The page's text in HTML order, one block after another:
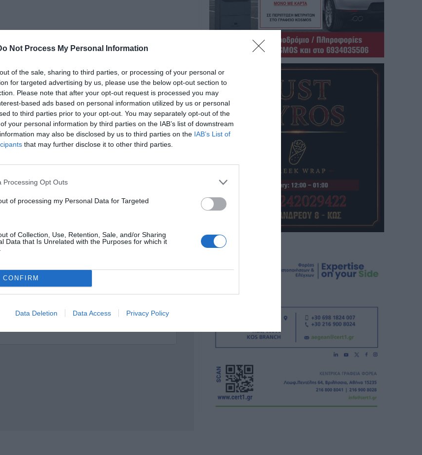
Not Process My Personal Information
of the sale, sharing to third parties, or processing of your personal or
for targeted advertising by us, please use the below opt-out section to
Please note that after your opt-out request is processed you may
based ads based on personal information utilized by us or personal
to third parties prior to your opt-out. You may separately opt-out of the
your personal information by third parties on the IAB’s list of downstream
may also be disclosed by us to third parties on the IAB’s List of
that may further disclose it to other third parties.
Processing Opt Outs
of processing my Personal Data for Targeted
of Collection, Use, Retention, Sale, and/or Sharing
Data that Is Unrelated with the Purposes for which it
CONFIRM
Data Deletion Data Access Privacy Policy
δειλίας και χυδαιότητας!